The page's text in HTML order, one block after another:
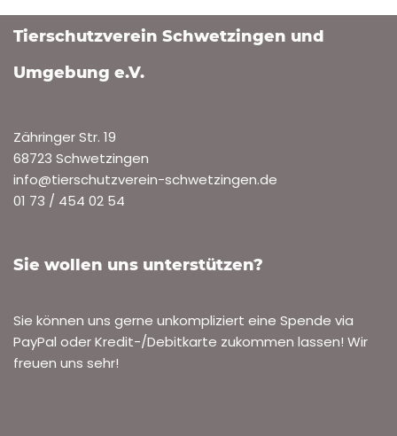
Tierschutzverein Schwetzingen und
Umgebung e.V.
Zähringer Str. 19
68723 Schwetzingen
info@tierschutzverein-schwetzingen.de
01 73 / 454 02 54
Sie wollen uns unterstützen?
Sie können uns gerne unkompliziert eine Spende via
PayPal oder Kredit-/Debitkarte zukommen lassen! Wir
freuen uns sehr!